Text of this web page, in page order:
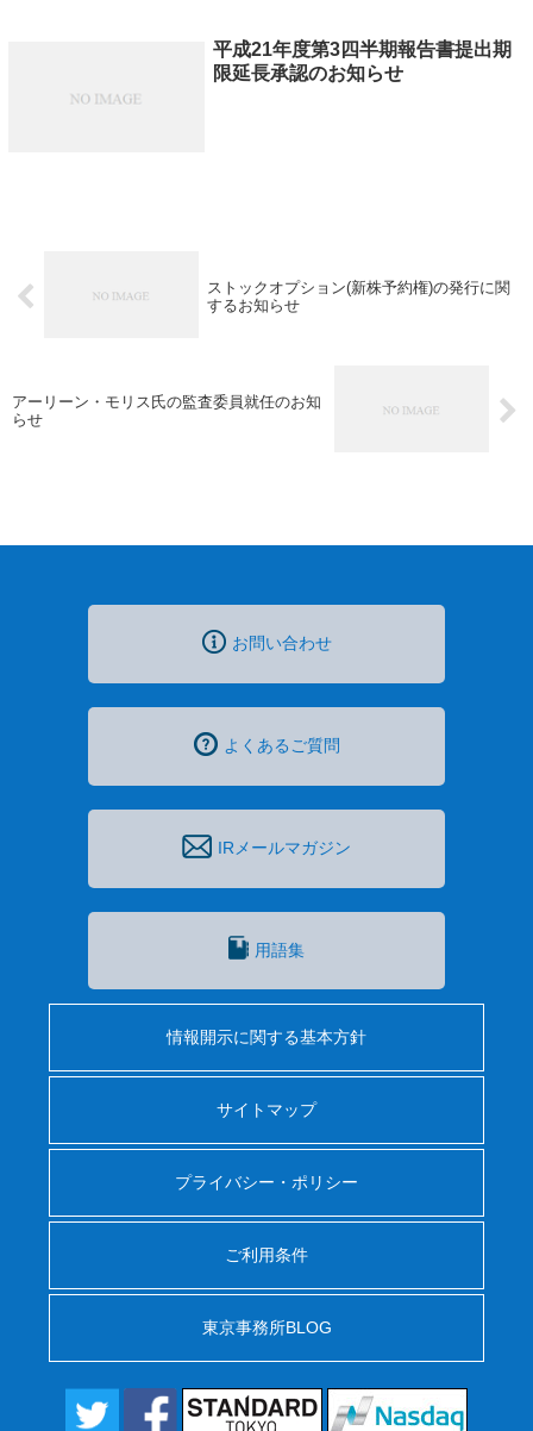
平成21年度第3四半期報告書提出期
限延長承認のお知らせ
ストックオプション(新株予約権)の発行に関
するお知らせ
アーリーン・モリス氏の監査委員就任のお知
らせ
お問い合わせ
よくあるご質問
IRメールマガジン
用語集
情報開示に関する基本方針
サイトマップ
プライバシー・ポリシー
ご利用条件
東京事務所BLOG